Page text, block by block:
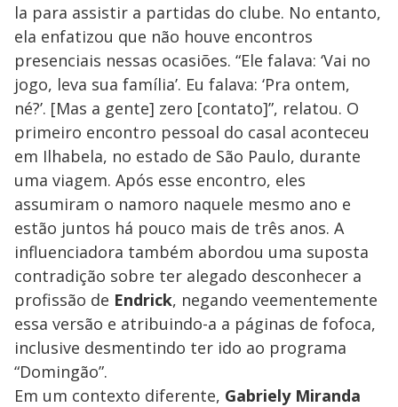
la para assistir a partidas do clube. No entanto,
ela enfatizou que não houve encontros
presenciais nessas ocasiões. “Ele falava: ‘Vai no
jogo, leva sua família’. Eu falava: ‘Pra ontem,
né?’. [Mas a gente] zero [contato]”, relatou. O
primeiro encontro pessoal do casal aconteceu
em Ilhabela, no estado de São Paulo, durante
uma viagem. Após esse encontro, eles
assumiram o namoro naquele mesmo ano e
estão juntos há pouco mais de três anos. A
influenciadora também abordou uma suposta
contradição sobre ter alegado desconhecer a
profissão de Endrick, negando veementemente
essa versão e atribuindo-a a páginas de fofoca,
inclusive desmentindo ter ido ao programa
“Domingão”.
Em um contexto diferente, Gabriely Miranda